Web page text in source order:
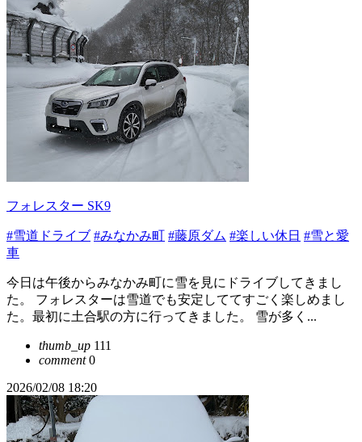
フォレスター SK9
#雪道ドライブ #みなかみ町 #藤原ダム #楽しい休日 #雪と愛
車
今日は午後からみなかみ町に雪を見にドライブしてきまし
た。 フォレスターは雪道でも安定しててすごく楽しめまし
た。最初に土合駅の方に行ってきました。 雪が多く...
thumb_up 111
comment0
2026/02/08 18:20